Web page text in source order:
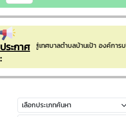
ประกาศ
:
อนรับเข้าสู่เทศบาลตำบลบ้านเป้า องค์การ